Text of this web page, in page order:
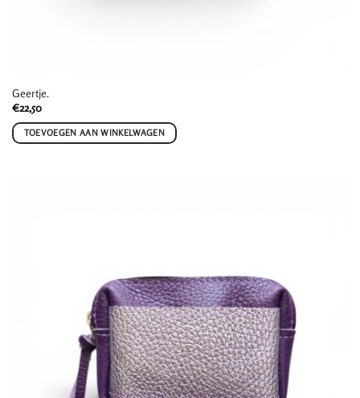
Geertje.
€22,50
TOEVOEGEN AAN WINKELWAGEN